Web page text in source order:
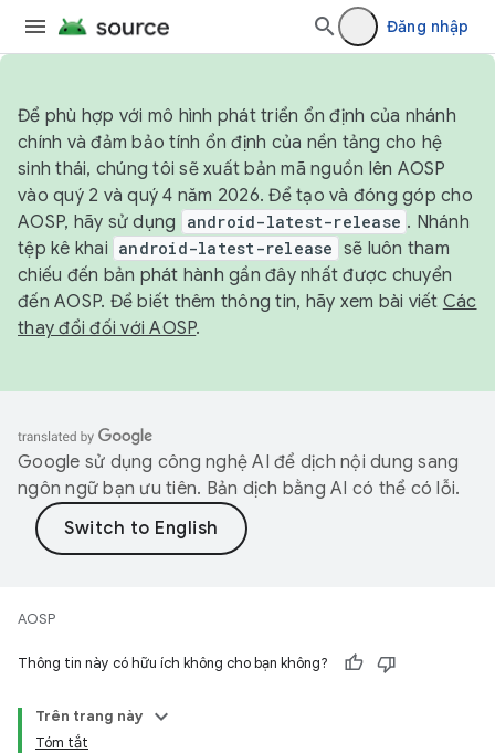
Đăng nhập
Để phù hợp với mô hình phát triển ổn định của nhánh
chính và đảm bảo tính ổn định của nền tảng cho hệ
sinh thái, chúng tôi sẽ xuất bản mã nguồn lên AOSP
vào quý 2 và quý 4 năm 2026. Để tạo và đóng góp cho
AOSP, hãy sử dụng
android-latest-release . Nhánh
tệp kê khai android-latest-release sẽ luôn tham
chiếu đến bản phát hành gần đây nhất được chuyển
đến AOSP. Để biết thêm thông tin, hãy xem bài viết Các
thay đổi đối với AOSP.
Google sử dụng công nghệ AI để dịch nội dung sang
ngôn ngữ bạn ưu tiên. Bản dịch bằng AI có thể có lỗi.
AOSP
Thông tin này có hữu ích không cho bạn không?
Trên trang này
Tóm tắt